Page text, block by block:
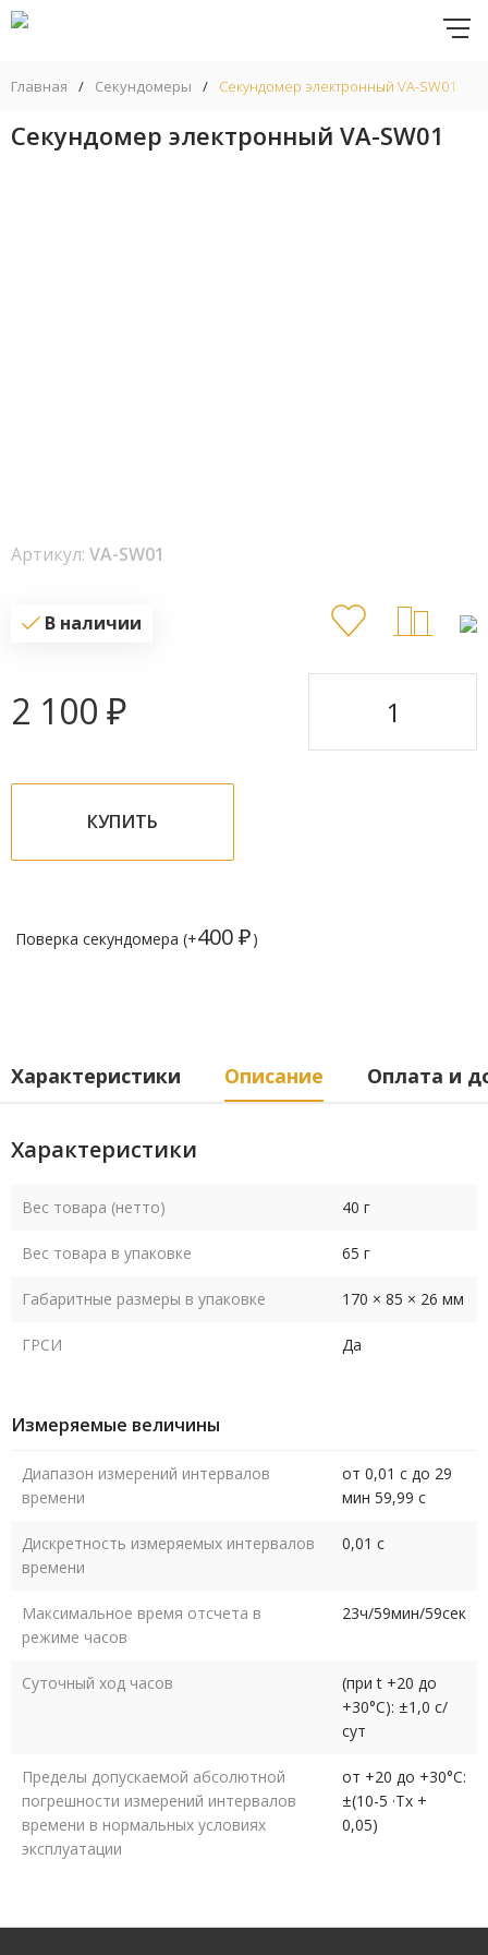
Главная / Секундомеры / Секундомер электронный VA-SW01
Секундомер электронный VA-SW01
Артикул: VA-SW01
В наличии
2 100 ₽
КУПИТЬ
Поверка секундомера (+400₽)
Характеристики Описание Оплата и
Характеристики
Вес товара (нетто) 40 г
Вес товара в упаковке 65 г
Габаритные размеры в упаковке 170 × 85 × 26 мм
ГРСИ Да
Измеряемые величины
Диапазон измерений интервалов
времени
от 0,01 с до 29
мин 59,99 с
Дискретность измеряемых интервалов
времени
0,01 с
Максимальное время отсчета в
режиме часов
23ч/59мин/59сек
Суточный ход часов
(при t +20 до
+30°С): ±1,0 с/
сут
Пределы допускаемой абсолютной
погрешности измерений интервалов
времени в нормальных условиях
эксплуатации
от +20 до +30°С:
±(10-5 ·Тх +
0,05)